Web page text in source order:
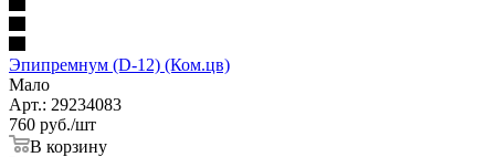
Эпипремнум (D-12) (Ком.цв)
Мало
Арт.: 29234083
760 руб./шт
В корзину